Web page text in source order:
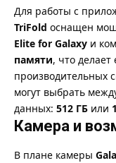
Для работы с
TriFold оснащен
Elite for Galaxy и
памяти, что
производительных
могут выбрать
данных: 512 ГБ или
Камера и
В плане камеры